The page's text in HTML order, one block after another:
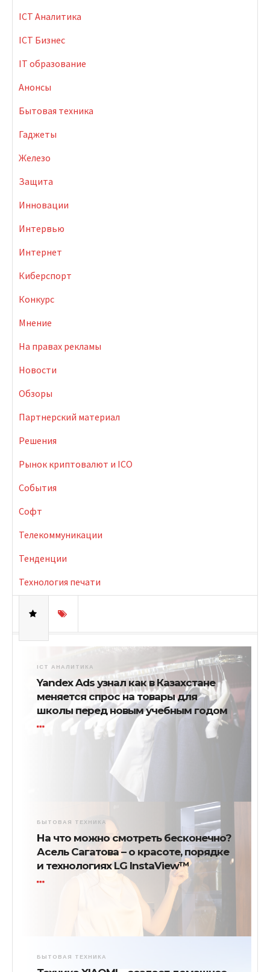
ICT Аналитика
ICT Бизнес
IT образование
Анонсы
Бытовая техника
Гаджеты
Железо
Защита
Инновации
Интервью
Интернет
Киберспорт
Конкурс
Мнение
На правах рекламы
Новости
Обзоры
Партнерский материал
Решения
Рынок криптовалют и ICO
События
Софт
Телекоммуникации
Тенденции
Технология печати
ICT АНАЛИТИКА
Yandex Ads узнал как в Казахстане
меняется спрос на товары для
школы перед новым учебным годом
БЫТОВАЯ ТЕХНИКА
На что можно смотреть бесконечно?
Асель Сагатова – о красоте, порядке
и технологиях LG InstaView™
БЫТОВАЯ ТЕХНИКА